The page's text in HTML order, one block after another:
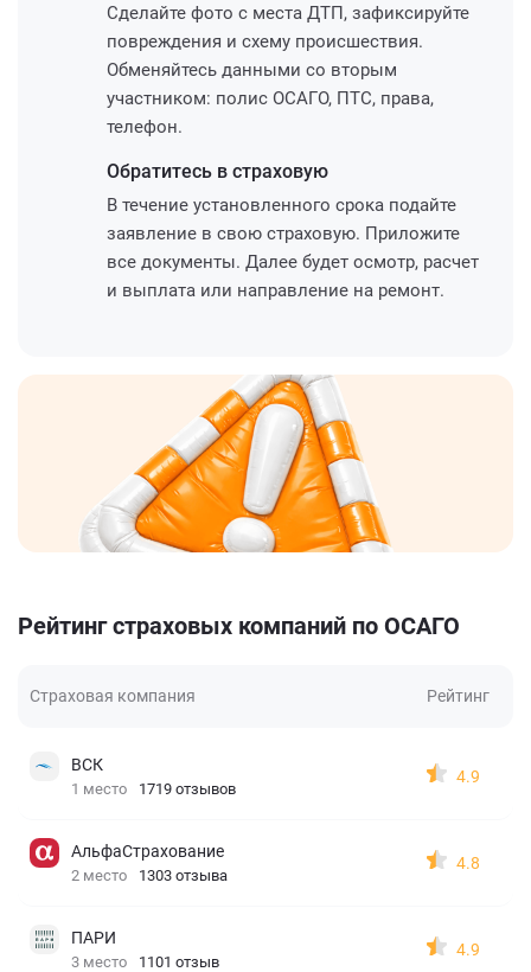
Сделайте фото с места ДТП, зафиксируйте
повреждения и схему происшествия.
Обменяйтесь данными со вторым
участником: полис ОСАГО, ПТС, права,
телефон.
Обратитесь в страховую
В течение установленного срока подайте
заявление в свою страховую. Приложите
все документы. Далее будет осмотр, расчет
и выплата или направление на ремонт.
Рейтинг страховых компаний по ОСАГО
Страховая компания Рейтинг
ВСК
1 место 1719 отзывов
4.9
АльфаСтрахование
2 место 1303 отзыва
4.8
ПАРИ
3 место 1101 отзыв
4.9